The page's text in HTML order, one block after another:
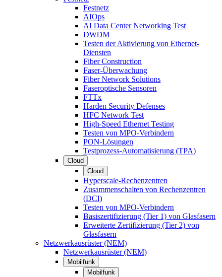
Festnetz
AIOps
AI Data Center Networking Test
DWDM
Testen der Aktivierung von Ethernet-
Diensten
Fiber Construction
Faser-Überwachung
Fiber Network Solutions
Faseroptische Sensoren
FTTx
Harden Security Defenses
HFC Network Test
High-Speed Ethernet Testing
Testen von MPO-Verbindern
PON-Lösungen
Testprozess-Automatisierung (TPA)
Cloud
Cloud
Hyperscale-Rechenzentren
Zusammenschalten von Rechenzentren
(DCI)
Testen von MPO-Verbindern
Basiszertifizierung (Tier 1) von Glasfasern
Erweiterte Zertifizierung (Tier 2) von
Glasfasern
Netzwerkausrüster (NEM)
Netzwerkausrüster (NEM)
Mobilfunk
Mobilfunk